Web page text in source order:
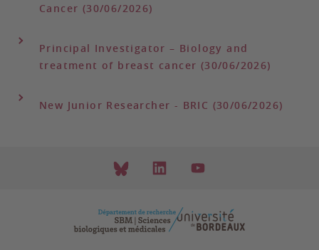
Cancer (30/06/2026)
Principal Investigator – Biology and
treatment of breast cancer (30/06/2026)
New Junior Researcher - BRIC (30/06/2026)